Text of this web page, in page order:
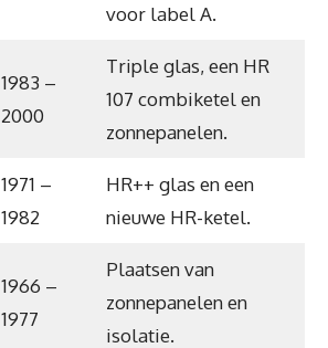
voor label A.
1983 –
2000
Triple glas, een HR
107 combiketel en
zonnepanelen.
1971 –
1982
HR++ glas en een
nieuwe HR-ketel.
1966 –
1977
Plaatsen van
zonnepanelen en
isolatie.